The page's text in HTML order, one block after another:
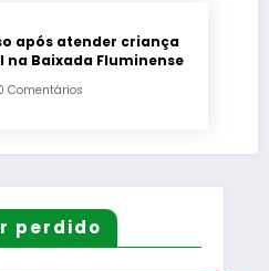
após atender criança
Baixada Fluminense
Comentários
perdido